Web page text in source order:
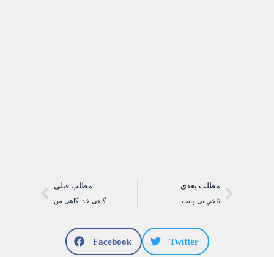
مطلب قبلی
گاهی خدا گاهی من
مطلب بعدی
تلخیِ بی‌نهایت
Facebook Twitter